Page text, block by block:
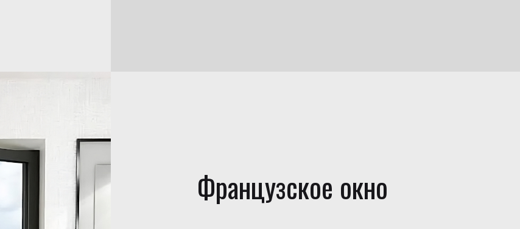
Французское окно